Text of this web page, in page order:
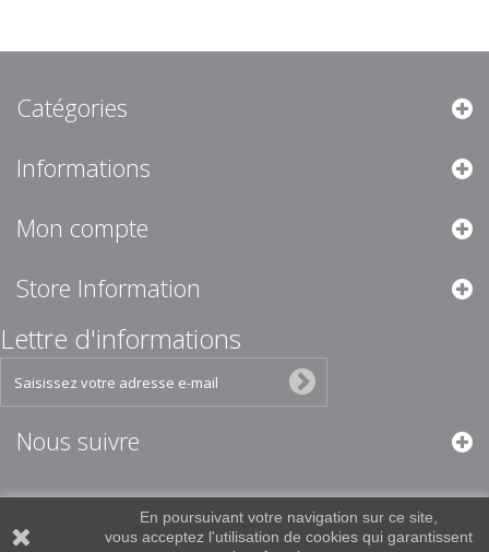
Catégories
Informations
Mon compte
Store Information
Lettre d'informations
Nous suivre
En poursuivant votre navigation sur ce site,
vous acceptez l'utilisation de cookies qui garantissent